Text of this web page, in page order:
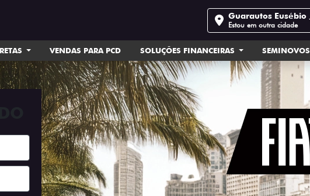
Guarautos Eusébio
Estou em outra cidade
VENDAS PARA PCD SOLUÇÕES FINANCEIRAS SEMINOVOS